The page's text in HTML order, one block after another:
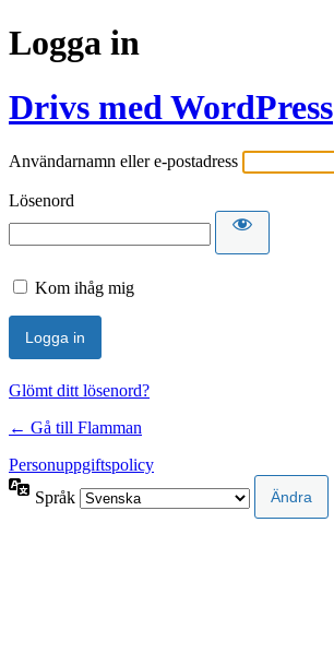
Logga in
Drivs med WordPress
Användarnamn eller e-postadress
Lösenord
Kom ihåg mig
Glömt ditt lösenord?
← Gå till Flamman
Personuppgiftspolicy
Språk